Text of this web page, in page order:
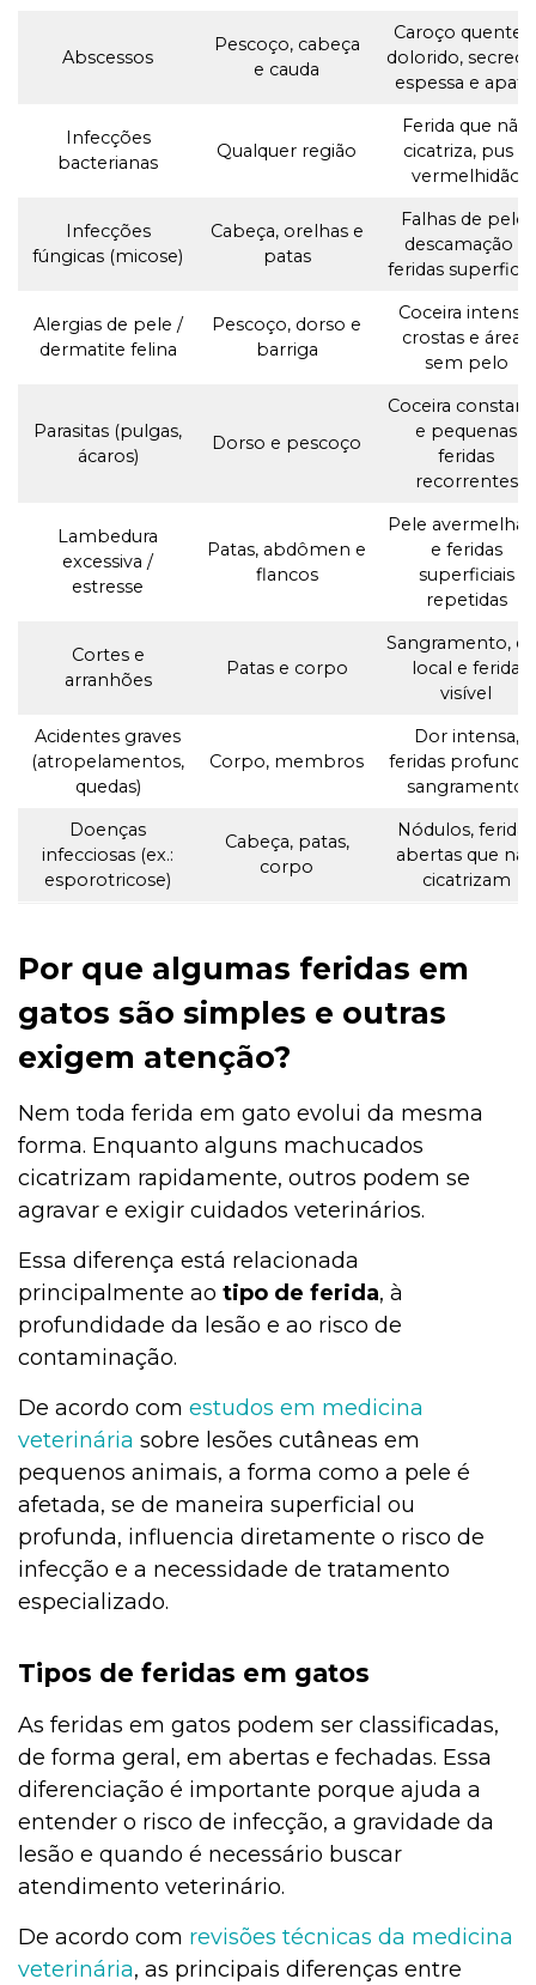
Abscessos
Pescoço, cabeça
e cauda
Caroço quente
dolorido,
espessa e apatia
Infecções
bacterianas
Qualquer região
Ferida que não
cicatriza, pus e
vermelhidão
Infecções
fúngicas (micose)
Cabeça, orelhas e
patas
Falhas de pelo,
descamação e
feridas
Alergias de pele /
dermatite felina
Pescoço, dorso e
barriga
Coceira intensa,
crostas e áreas
sem pelo
Parasitas (pulgas,
ácaros)
Dorso e pescoço
Coceira
e pequenas
feridas
recorrentes
Lambedura
excessiva /
estresse
Patas, abdômen e
flancos
Pele
e feridas
superficiais
repetidas
Cortes e
arranhões
Patas e corpo
Sangramento,
local e ferida
visível
Acidentes graves
(atropelamentos,
quedas)
Corpo, membros
Dor intensa,
feridas
sangramento
Doenças
infecciosas (ex.:
esporotricose)
Cabeça, patas,
corpo
Nódulos, feridas
abertas que não
cicatrizam
Por que algumas feridas em
gatos são simples e outras
exigem atenção?
Nem toda ferida em gato evolui da mesma
forma. Enquanto alguns machucados
cicatrizam rapidamente, outros podem se
agravar e exigir cuidados veterinários.
Essa diferença está relacionada
principalmente ao tipo de ferida, à
profundidade da lesão e ao risco de
contaminação.
De acordo com estudos em medicina
veterinária sobre lesões cutâneas em
pequenos animais, a forma como a pele é
afetada, se de maneira superficial ou
profunda, influencia diretamente o risco de
infecção e a necessidade de tratamento
especializado.
Tipos de feridas em gatos
As feridas em gatos podem ser classificadas,
de forma geral, em abertas e fechadas. Essa
diferenciação é importante porque ajuda a
entender o risco de infecção, a gravidade da
lesão e quando é necessário buscar
atendimento veterinário.
De acordo com revisões técnicas da medicina
veterinária, as principais diferenças entre